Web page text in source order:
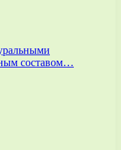
составом…